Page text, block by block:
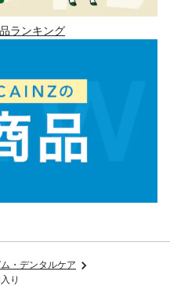
ランキング
・デンタルケア
り